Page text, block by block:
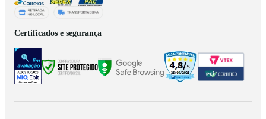
Certificados e segurança